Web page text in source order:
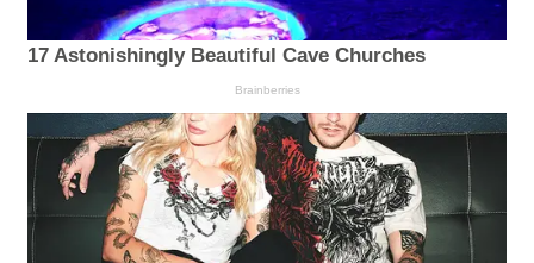
17 Astonishingly Beautiful Cave Churches
Brainberries